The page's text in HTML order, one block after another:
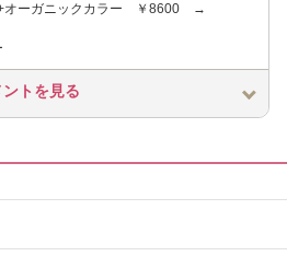
オーガニックカラー ￥8600 →
トを見る